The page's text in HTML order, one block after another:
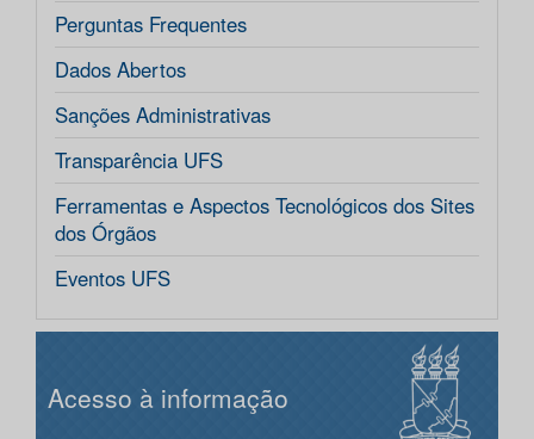
Perguntas Frequentes
Dados Abertos
Sanções Administrativas
Transparência UFS
Ferramentas e Aspectos Tecnológicos dos Sites
dos Órgãos
Eventos UFS
Acesso à informação